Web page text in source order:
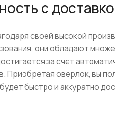
с
своей высокой
они обладают
за счет
Приобретая оверлок, вы
быстро и аккуратно